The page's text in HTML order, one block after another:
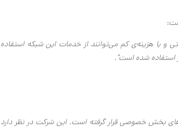
و با هزینه‌ی کم می‌توانند از خدمات این شبکه استفاده
استفاده شده است."
شرکت‌های بخش خصوصی قرار گرفته است. این شرکت در نظر دارد